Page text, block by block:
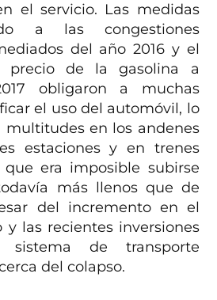
el servicio. Las medidas
a las congestiones
del año 2016 y el
precio de la gasolina a
obligaron a muchas
el uso del automóvil, lo
multitudes en los andenes
estaciones y en trenes
era imposible subirse
más llenos que de
del incremento en el
y las recientes inversiones
sistema de transporte
del colapso.